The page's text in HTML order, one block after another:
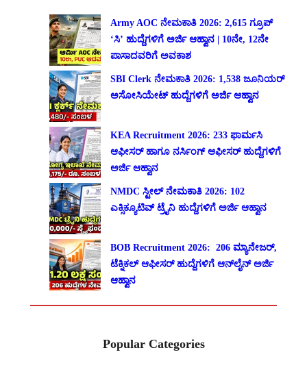
Army AOC ನೇಮಕಾತಿ 2026: 2,615 ಗ್ರೂಪ್
‘ಸಿ’ ಹುದ್ದೆಗಳಿಗೆ ಅರ್ಜಿ ಆಹ್ವಾನ | 10ನೇ, 12ನೇ
ಪಾಸಾದವರಿಗೆ ಅವಕಾಶ
SBI Clerk ನೇಮಕಾತಿ 2026: 1,538 ಜೂನಿಯರ್
ಅಸೋಸಿಯೇಟ್ ಹುದ್ದೆಗಳಿಗೆ ಅರ್ಜಿ ಆಹ್ವಾನ
KEA Recruitment 2026: 233 ಫಾರ್ಮಸಿ
ಆಫೀಸರ್ ಹಾಗೂ ನರ್ಸಿಂಗ್ ಆಫೀಸರ್ ಹುದ್ದೆಗಳಿಗೆ
ಅರ್ಜಿ ಆಹ್ವಾನ
NMDC ಸ್ಟೀಲ್ ನೇಮಕಾತಿ 2026: 102
ಎಕ್ಸಿಕ್ಯೂಟಿವ್ ಟ್ರೈನಿ ಹುದ್ದೆಗಳಿಗೆ ಅರ್ಜಿ ಆಹ್ವಾನ
BOB Recruitment 2026: 206 ಮ್ಯಾನೇಜರ್,
ಟೆಕ್ನಿಕಲ್ ಆಫೀಸರ್ ಹುದ್ದೆಗಳಿಗೆ ಆನ್‌ಲೈನ್ ಅರ್ಜಿ
ಆಹ್ವಾನ
Popular Categories